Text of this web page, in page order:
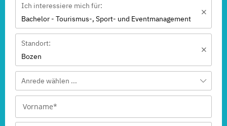
Ich interessiere mich für:
Bachelor - Tourismus-, Sport- und Eventmanagement
Standort:
Bozen
Anrede wählen ...